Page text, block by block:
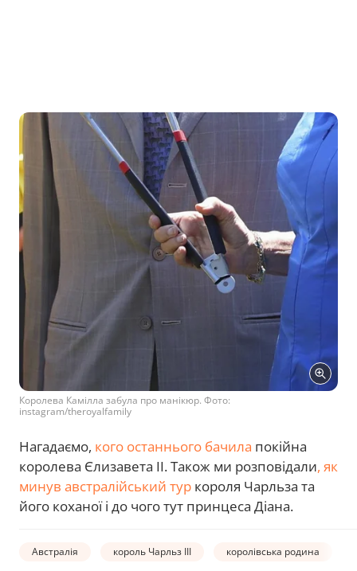
Королева Камілла забула про манікюр. Фото:
instagram/theroyalfamily
Нагадаємо, кого останнього бачила покійна
королева Єлизавета ІІ. Також ми розповідали, як
минув австралійський тур короля Чарльза та
його коханої і до чого тут принцеса Діана.
Австралія король Чарльз ІІІ королівська родина